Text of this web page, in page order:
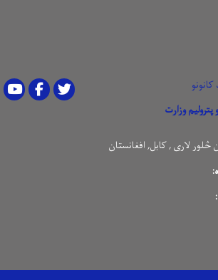
کانونو
پترولیم وزارت
YoutubeFacebook
څلور لاری , کابل, افغانستان